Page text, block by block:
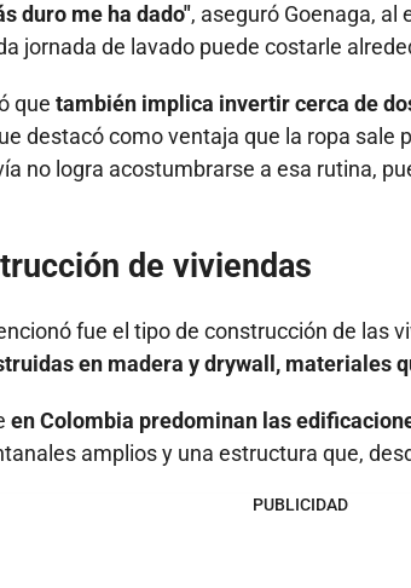
duro me ha dado", aseguró Goenaga, al
jornada de lavado puede costarle
que también implica invertir cerca de
destacó como ventaja que la ropa
no logra acostumbrarse a esa rutina,
de viviendas
fue el tipo de construcción de las
en madera y drywall, materiales
en Colombia predominan las
amplios y una estructura que,
PUBLICIDAD